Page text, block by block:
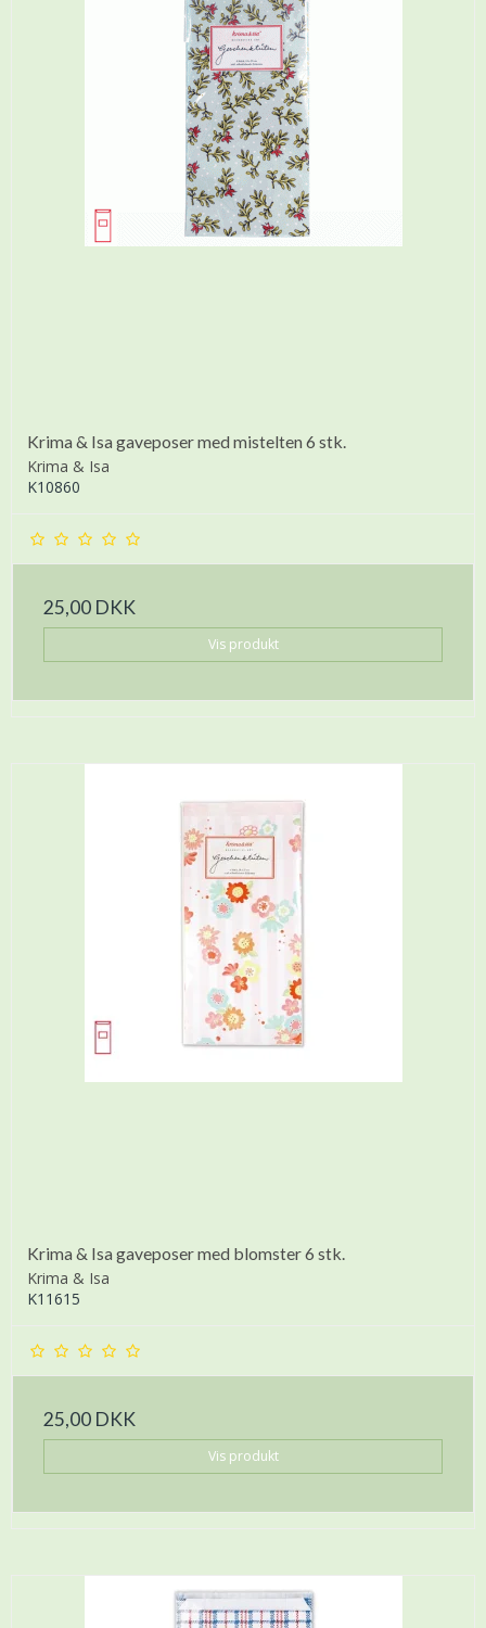
Krima & Isa gaveposer med mistelten 6 stk.
Krima & Isa
K10860
25,00 DKK
Vis produkt
Krima & Isa gaveposer med blomster 6 stk.
Krima & Isa
K11615
25,00 DKK
Vis produkt